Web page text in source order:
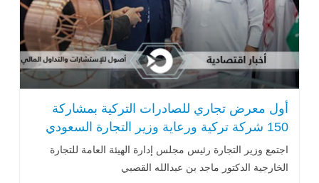
أول معرض تجاري للصادرات التركية بمشاركة
150 شركة تركية ورعاية وزير التجارة السعودي
اجتمع وزير التجارة رئيس مجلس إدارة الهيئة العامة للتجارة
الخارجية الدكتور ماجد بن عبدالله القصبي